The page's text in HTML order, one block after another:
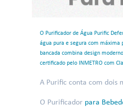
O Purificador de Água Purific
água pura e segura com máxima
bancada combina design
certificado pelo INMETRO com
A Purific conta com dois
O Purificador para